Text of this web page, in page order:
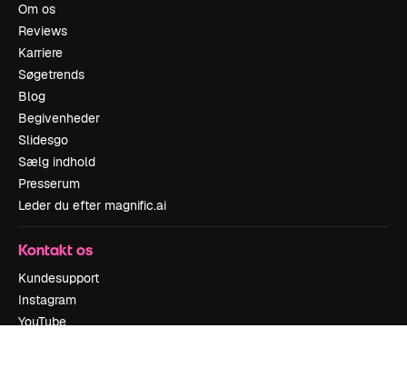
Om os
Reviews
Karriere
Søgetrends
Blog
Begivenheder
Slidesgo
Sælg indhold
Presserum
Leder du efter magnific.ai
Kontakt os
Kundesupport
Instagram
YouTube